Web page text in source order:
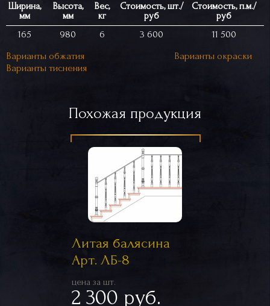
Ширина,
мм
Высота,
мм
Вес,
кг
Стоимость, шт./
руб
Стоимость, п.м./
руб
165
980 6 3 600 11 500
Варианты обжатия
Варианты окраски
Варианты тиснения
Похожая продукция
Литая балясина
Арт. ЛБ-8
цена за шт.
2 300 руб.